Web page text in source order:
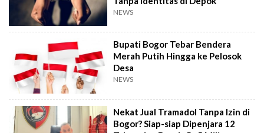
NEWS
Bupati Bogor Tebar Bendera
Merah Putih Hingga ke Pelosok
Desa
NEWS
Nekat Jual Tramadol Tanpa Izin di
Bogor? Siap-siap Dipenjara 12